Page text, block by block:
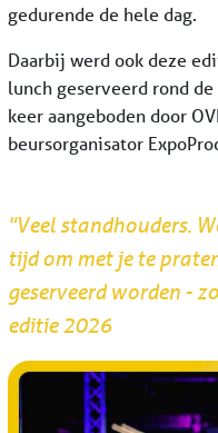
gedurende de hele dag.
Daarbij werd ook deze
lunch geserveerd rond
keer aangeboden door
beursorganisator
"Veel standhouders.
tijd om met je te
geserveerd worden -
editie 2026